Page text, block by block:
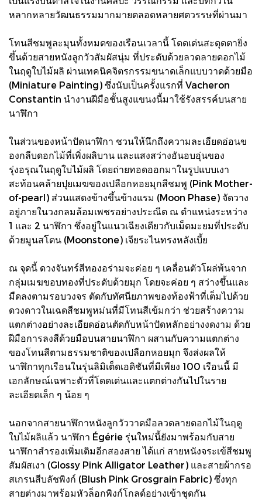
หลากหลายวัฒนธรรมมากมายตลอดหลายศตวรรษที่ผ่านมา
โทนสีชมพูละมุนทั้งหมดของเรือนเวลานี้ โดดเด่นสะดุดตายิ่ง
ขึ้นด้วยสายหนังลูกวัวสัมผัสนุ่ม ที่ประดับด้วยลวดลายดอกไม้
ในฤดูใบไม้ผลิ ผ่านเทคนิคจิตรกรรมขนาดเล็กแบบวาดด้วยมือ
(Miniature Painting) ซึ่งนับเป็นครั้งแรกที่ Vacheron
Constantin นำงานฝีมือชั้นสูงแขนงนี้มาใช้รังสรรค์บนสาย
นาฬิกา
ในส่วนของหน้าปัดนาฬิกา ชวนให้นึกถึงความละเอียดอ่อนข
องกลีบดอกไม้ที่เพิ่งผลิบาน และแสงสว่างอันอบอุ่นของ
รุ่งอรุณในฤดูใบไม้ผลิ โดยถ่ายทอดออกมาในรูปแบบเงา
สะท้อนคล้ายปุยเมฆของเปลือกหอยมุกสีชมพู (Pink Mother-
of-pearl) ส่วนแสดงข้างขึ้นข้างแรม (Moon Phase) จัดวาง
อยู่ภายในวงกลมล้อมเพชรอย่างประณีต ณ ตำแหน่งระหว่าง
1 และ 2 นาฬิกา ซึ่งอยู่ในแนวเฉียงเดียวกับเม็ดมะยมที่ประดับ
ด้วยมูนสโตน (Moonstone) เจียระไนทรงหลังเบี้ย
ณ จุดนี้ ดวงจันทร์สีทองอร่ามจะค่อย ๆ เคลื่อนตัวโผล่พ้นจาก
กลุ่มเมฆขอบทองที่ประดับด้วยมุก โดยจะค่อย ๆ สว่างขึ้นและ
มืดลงตามรอบวงจร ตัดกับทัศนียภาพของท้องฟ้าที่เต็มไปด้วย
ดวงดาวในเฉดสีชมพูหม่นที่มีโทนสีเข้มกว่า ช่วยสร้างความ
แตกต่างอย่างละเอียดอ่อนตัดกับหน้าปัดหลักอย่างงดงาม ด้วย
ฝีมือการลงสีด้วยมือบนสายนาฬิกา ผสานกับความแตกต่าง
ของโทนสีตามธรรมชาติของเปลือกหอยมุก จึงส่งผลให้
นาฬิกาทุกเรือนในรุ่นลิมิเต็ดเอดิชันที่มีเพียง 100 เรือนนี้ มี
เอกลักษณ์เฉพาะตัวที่โดดเด่นและแตกต่างกันไปในราย
ละเอียดเล็ก ๆ น้อย ๆ
นอกจากสายนาฬิกาหนังลูกวัววาดมือลวดลายดอกไม้ในฤดู
ใบไม้ผลิแล้ว นาฬิกา Égérie รุ่นใหม่นี้ยังมาพร้อมกับสาย
นาฬิกาสำรองเพิ่มเติมอีกสองสาย ได้แก่ สายหนังจระเข้สีชมพู
สัมผัสเงา (Glossy Pink Alligator Leather) และสายผ้ากรอ
สเกรนสีบลัชพิงก์ (Blush Pink Grosgrain Fabric) ซึ่งทุก
สายต่างมาพร้อมหัวล็อกพิงก์โกลด์อย่างเข้าชุดกัน